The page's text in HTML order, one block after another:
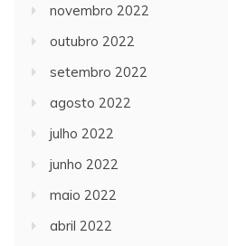
novembro 2022
outubro 2022
setembro 2022
agosto 2022
julho 2022
junho 2022
maio 2022
abril 2022